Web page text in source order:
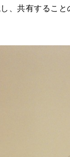
、共有するこ